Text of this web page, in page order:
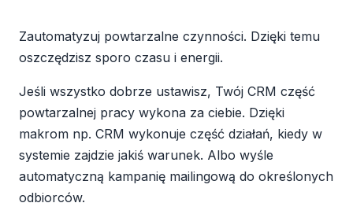
Zautomatyzuj powtarzalne czynności. Dzięki temu
oszczędzisz sporo czasu i energii.
Jeśli wszystko dobrze ustawisz, Twój CRM część
powtarzalnej pracy wykona za ciebie. Dzięki
makrom np. CRM wykonuje część działań, kiedy w
systemie zajdzie jakiś warunek. Albo wyśle
automatyczną kampanię mailingową do określonych
odbiorców.